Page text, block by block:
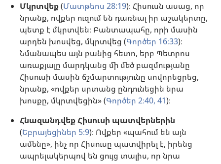
Մկրտվեք(Մատթեոս 28:19)։ Հիսուսն ասաց, որ
նրանք, ովքեր ուզում են դառնալ իր աշակերտը,
պետք է մկրտվեն։ Բանտապահը, որի մասին
արդեն խոսվեց, մկրտվեց (Գործեր 16։33)։
Նմանապես այն բանից հետո, երբ Պետրոս
առաքյալը մարդկանց մի մեծ բազմությանը
Հիսուսի մասին ճշմարտությունը սովորեցրեց,
նրանք, «ովքեր սրտանց ընդունեցին նրա
խոսքը, մկրտվեցին» (Գործեր 2։40, 41)։
Հնազանդվեք Հիսուսի պատվերներին
(Եբրայեցիներ 5։9)։ Ովքեր «պահում են այն
ամենը», ինչ որ Հիսուսը պատվիրել է, իրենց
ապրելակերպով են ցույց տալիս, որ նրա